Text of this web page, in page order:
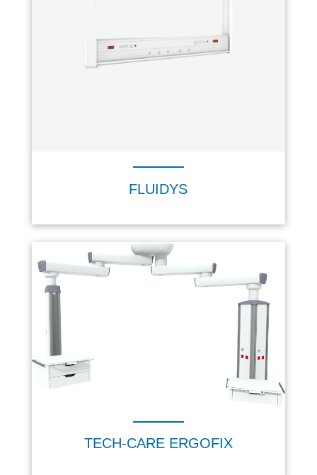
FLUIDYS
TECH-CARE ERGOFIX